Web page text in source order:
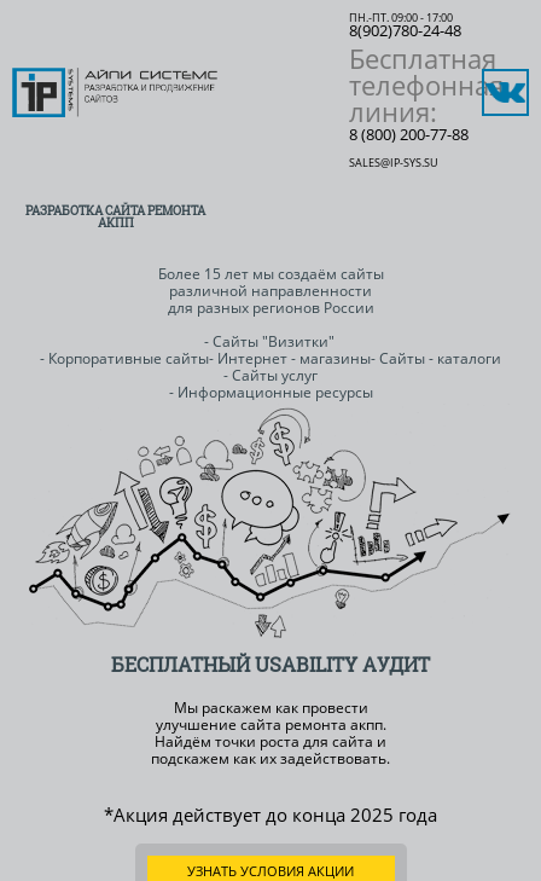
ПН.-ПТ. 09:00 - 17:00
8(902)780-24-48
Бесплатная
телефонная
линия:
8 (800) 200-77-88
SALES@IP-SYS.SU
РАЗРАБОТКА САЙТА РЕМОНТА
АКПП
Более 15 лет мы создаём сайты
различной направленности
для разных регионов России
- Сайты "Визитки"
- Корпоративные сайты- Интернет - магазины- Сайты - каталоги
- Сайты услуг
- Информационные ресурсы
БЕСПЛАТНЫЙUSABILITY АУДИТ
Мы раскажем как провести
улучшение сайта ремонта акпп.
Найдём точки роста для сайта и
подскажем как их задействовать.
*Акция действует до конца 2025 года
УЗНАТЬ УСЛОВИЯ АКЦИИ